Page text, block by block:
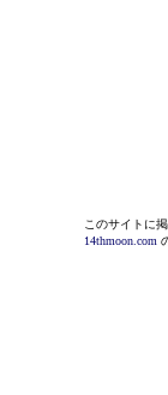
このサイトに
14thmoon.com